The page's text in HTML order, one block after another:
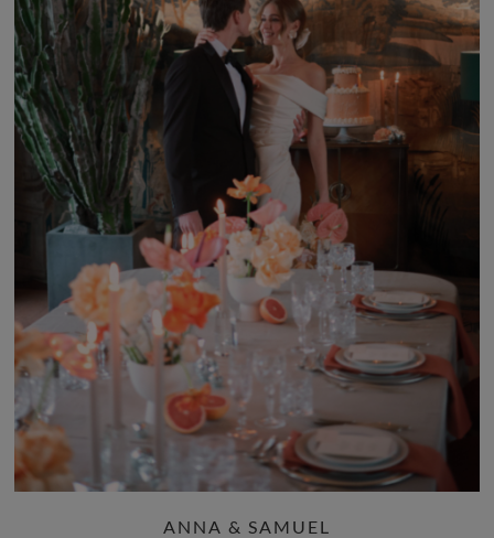
ANNA & SAMUEL